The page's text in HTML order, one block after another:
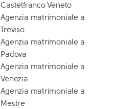
Castelfranco Veneto
Agenzia matrimoniale a
Treviso
Agenzia matrimoniale a
Padova
Agenzia matrimoniale a
Venezia
Agenzia matrimoniale a
Mestre